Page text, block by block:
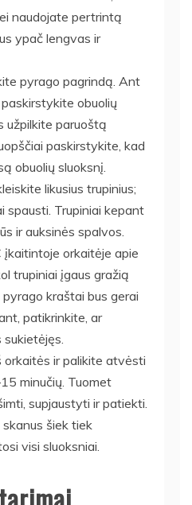
naudojate pertrintą
ypač lengvas ir
pyrago pagrindą. Ant
obuolių
užpilkite paruoštą
paskirstykite, kad
obuolių sluoksnį.
likusius trupinius;
spausti. Trupiniai kepant
ir auksinės spalvos.
įkaitintoje orkaitėje apie
trupiniai įgaus gražią
kraštai bus gerai
patikrinkite, ar
orkaitės ir palikite atvėsti
minučių. Tuomet
supjaustyti ir patiekti.
šiek tiek
visi sluoksniai.